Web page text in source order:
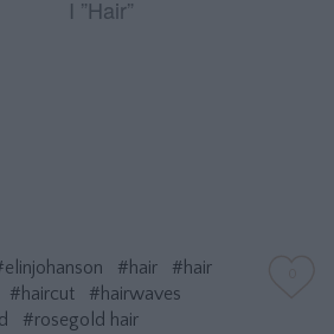
I ”Hair”
#hair
#hair
#haircut
#hairwaves
#rosegold hair